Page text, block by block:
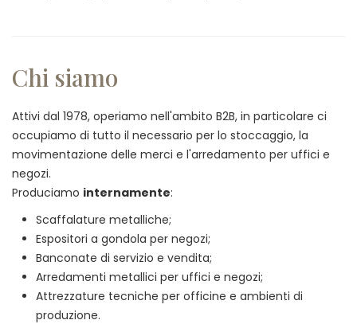
Chi siamo
Attivi dal 1978, operiamo nell'ambito B2B, in particolare ci
occupiamo di tutto il necessario per lo stoccaggio, la
movimentazione delle merci e l'arredamento per uffici e
negozi.
Produciamo internamente:
Scaffalature metalliche;
Espositori a gondola per negozi;
Banconate di servizio e vendita;
Arredamenti metallici per uffici e negozi;
Attrezzature tecniche per officine e ambienti di
produzione.